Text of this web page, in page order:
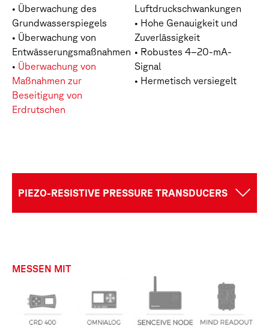
• Überwachung des
Grundwasserspiegels
• Überwachung von
Entwässerungsmaßnahmen
• Überwachung von
Maßnahmen zur
Beseitigung von
Erdrutschen
Luftdruckschwankungen
• Hohe Genauigkeit und
Zuverlässigkeit
• Robustes 4–20-mA-
Signal
• Hermetisch versiegelt
PIEZO-RESISTIVE PRESSURE TRANSDUCERS
MESSEN MIT